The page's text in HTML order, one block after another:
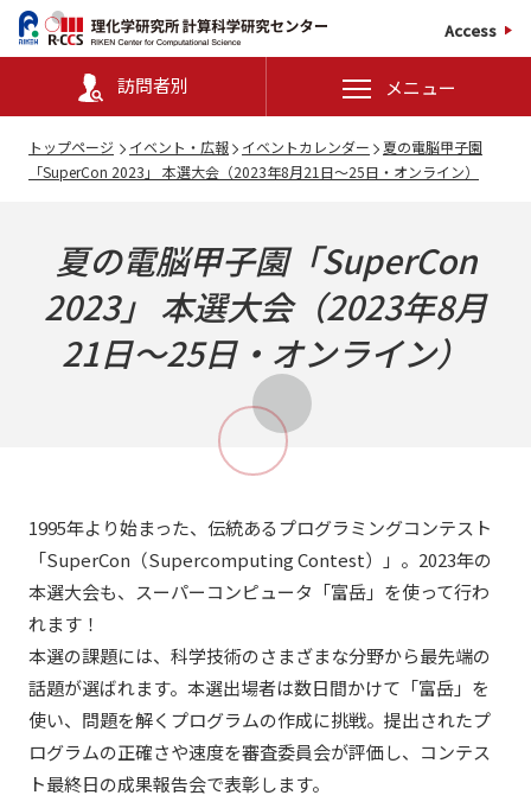
Access
訪問者別 メニュー
トップページ イベント・広報 イベントカレンダー
夏の電脳甲子園
「SuperCon 2023」 本選大会（2023年8月21日～25日・オンライン）
夏の電脳甲子園「SuperCon
2023」 本選大会（2023年8月
21日～25日・オンライン）
1995年より始まった、伝統あるプログラミングコンテスト
「SuperCon（Supercomputing Contest）」。2023年の
本選大会も、スーパーコンピュータ「富岳」を使って行わ
れます！
本選の課題には、科学技術のさまざまな分野から最先端の
話題が選ばれます。本選出場者は数日間かけて「富岳」を
使い、問題を解くプログラムの作成に挑戦。提出されたプ
ログラムの正確さや速度を審査委員会が評価し、コンテス
ト最終日の成果報告会で表彰します。